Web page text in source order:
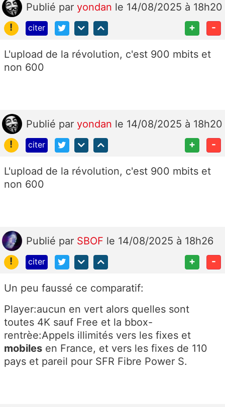
Publié par yondan le 14/08/2025 à 18h20
!
citer + -
L'upload de la révolution, c'est 900 mbits et
non 600
Publié par yondan le 14/08/2025 à 18h20
!
citer + -
L'upload de la révolution, c'est 900 mbits et
non 600
Publié par SBOF le 14/08/2025 à 18h26
!
citer + -
Un peu faussé ce comparatif:
Player:aucun en vert alors quelles sont
toutes 4K sauf Free et la bbox-
rentrèe:Appels illimités vers les fixes et
mobiles en France, et vers les fixes de 110
pays et pareil pour SFR Fibre Power S.